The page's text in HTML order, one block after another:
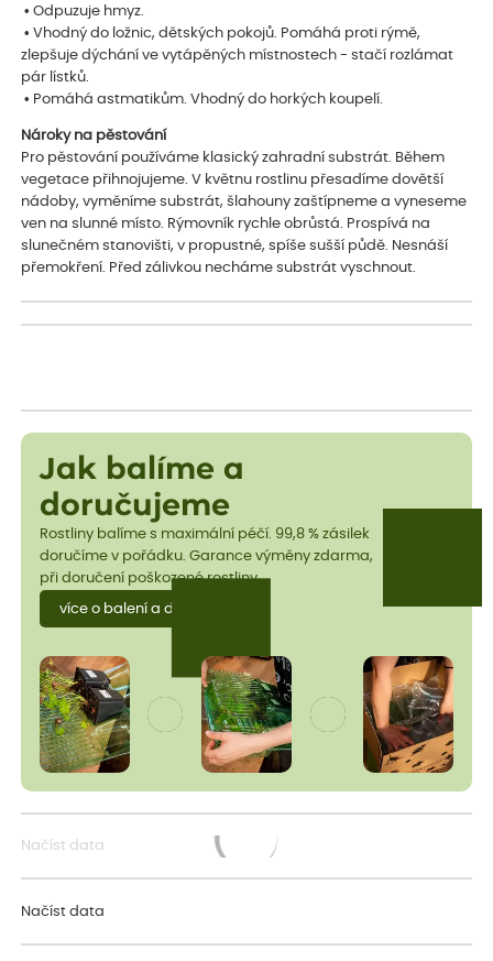
• Odpuzuje hmyz.
• Vhodný do ložnic, dětských pokojů. Pomáhá proti rýmě,
zlepšuje dýchání ve vytápěných místnostech - stačí rozlámat
pár lístků.
• Pomáhá astmatikům. Vhodný do horkých koupelí.
Nároky na pěstování
Pro pěstování používáme klasický zahradní substrát. Během
vegetace přihnojujeme. V květnu rostlinu přesadíme dovětší
nádoby, vyměníme substrát, šlahouny zaštípneme a vyneseme
ven na slunné místo. Rýmovník rychle obrůstá. Prospívá na
slunečném stanovišti, v propustné, spíše sušší půdě. Nesnáší
přemokření. Před zálivkou necháme substrát vyschnout.
Jak balíme a
doručujeme
Rostliny balíme s maximální péčí. 99,8 % zásilek
doručíme v pořádku. Garance výměny zdarma,
při doručení poškozené rostliny.
více o balení a dopravě
Načíst data
Načíst data